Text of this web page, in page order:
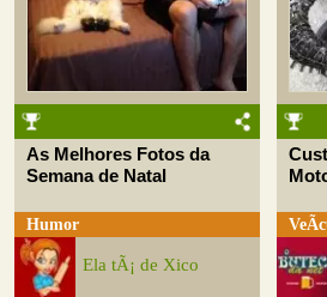
As Melhores Fotos da
Semana de Natal
Humor
Ela tÃ¡ de Xico